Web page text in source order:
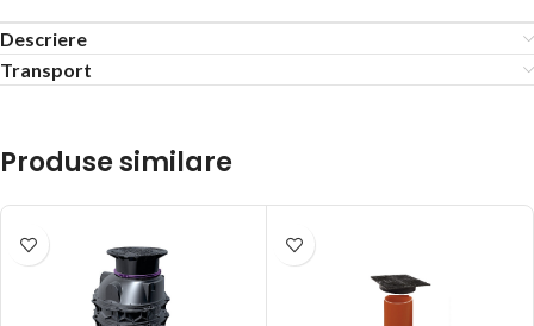
Descriere
Transport
Produse similare